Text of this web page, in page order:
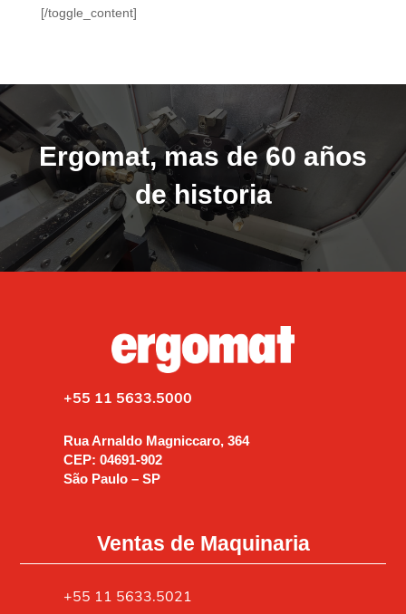
[/toggle_content]
Ergomat, mas de 60 años
de historia
+55 11 5633.5000
Rua Arnaldo Magniccaro, 364
CEP: 04691-902
São Paulo – SP
Ventas de Maquinaria
+55 11 5633.5021